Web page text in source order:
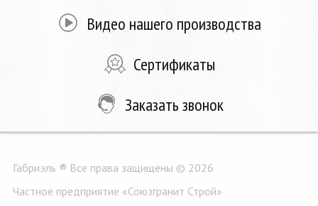
Видео нашего производства
Сертификаты
Заказать звонок
Габриэль ® Все права защищены © 2026
Частное предприятие «Союзгранит Строй»